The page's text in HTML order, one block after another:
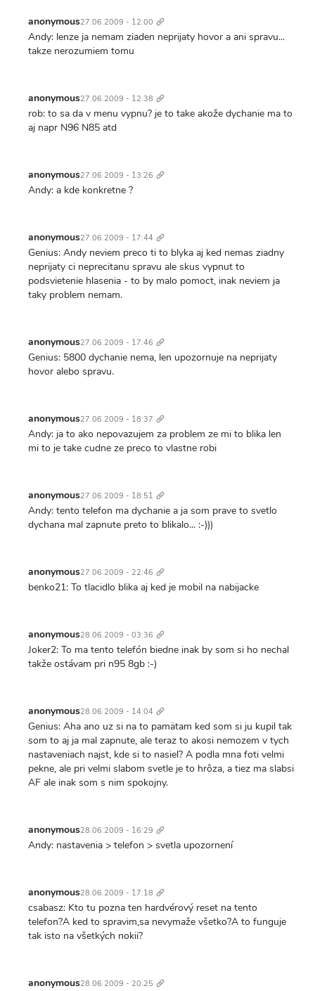
anonymous27.06.2009 - 12:00 odkaz
Andy: lenze ja nemam ziaden neprijaty hovor a ani spravu...
takze nerozumiem tomu
anonymous27.06.2009 - 12:38 odkaz
rob: to sa da v menu vypnu? je to take akože dychanie ma to
aj napr N96 N85 atd
anonymous27.06.2009 - 13:26 odkaz
Andy: a kde konkretne ?
anonymous27.06.2009 - 17:44 odkaz
Genius: Andy neviem preco ti to blyka aj ked nemas ziadny
neprijaty ci neprecitanu spravu ale skus vypnut to
podsvietenie hlasenia - to by malo pomoct, inak neviem ja
taky problem nemam.
anonymous27.06.2009 - 17:46 odkaz
Genius: 5800 dychanie nema, len upozornuje na neprijaty
hovor alebo spravu.
anonymous27.06.2009 - 18:37 odkaz
Andy: ja to ako nepovazujem za problem ze mi to blika len
mi to je take cudne ze preco to vlastne robi
anonymous27.06.2009 - 18:51 odkaz
Andy: tento telefon ma dychanie a ja som prave to svetlo
dychana mal zapnute preto to blikalo... :-)))
anonymous27.06.2009 - 22:46 odkaz
benko21: To tlacidlo blika aj ked je mobil na nabijacke
anonymous28.06.2009 - 03:36 odkaz
Joker2: To ma tento telefón biedne inak by som si ho nechal
takže ostávam pri n95 8gb :-)
anonymous28.06.2009 - 14:04 odkaz
Genius: Aha ano uz si na to pamätam ked som si ju kupil tak
som to aj ja mal zapnute, ale teraz to akosi nemozem v tych
nastaveniach najst, kde si to nasiel? A podla mna foti velmi
pekne, ale pri velmi slabom svetle je to hrôza, a tiez ma slabsi
AF ale inak som s nim spokojny.
anonymous28.06.2009 - 16:29 odkaz
Andy: nastavenia > telefon > svetla upozornení
anonymous28.06.2009 - 17:18 odkaz
csabasz: Kto tu pozna ten hardvérový reset na tento
telefon?A ked to spravim,sa nevymaže všetko?A to funguje
tak isto na všetkých nokii?
anonymous28.06.2009 - 20:25 odkaz